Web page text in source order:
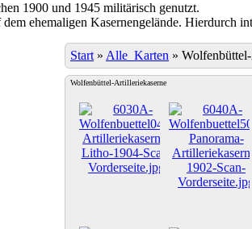
1900 und 1945 militärisch genutzt.
ehemaligen Kasernengelände. Hierdurch
Start» Alle_Karten »
Wolfenbüttel-Artilleriekaserne